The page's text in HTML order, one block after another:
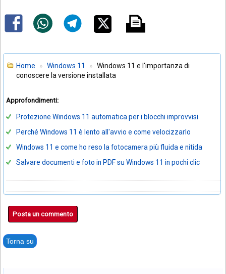
Home Windows 11
Windows 11 e l'importanza di
conoscere la versione installata
Approfondimenti:
Protezione Windows 11 automatica per i blocchi improvvisi
Perché Windows 11 è lento all'avvio e come velocizzarlo
Windows 11 e come ho reso la fotocamera più fluida e nitida
Salvare documenti e foto in PDF su Windows 11 in pochi clic
Posta un commento
Torna su